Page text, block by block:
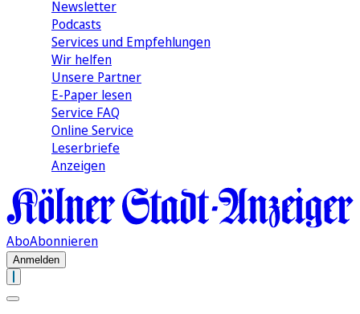
Newsletter
Podcasts
Services und Empfehlungen
Wir helfen
Unsere Partner
E-Paper lesen
Service FAQ
Online Service
Leserbriefe
Anzeigen
AboAbonnieren
Anmelden